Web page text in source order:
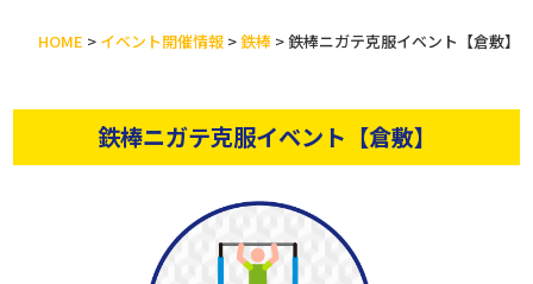
HOME > イベント開催情報>鉄棒 >鉄棒ニガテ克服イベント【倉敷】
鉄棒ニガテ克服イベント【倉敷】